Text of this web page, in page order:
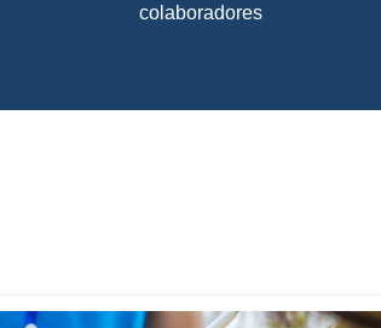
colaboradores